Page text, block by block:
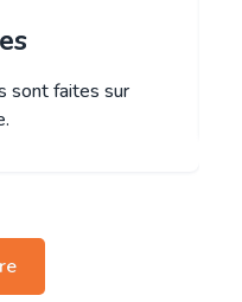
sont faites sur